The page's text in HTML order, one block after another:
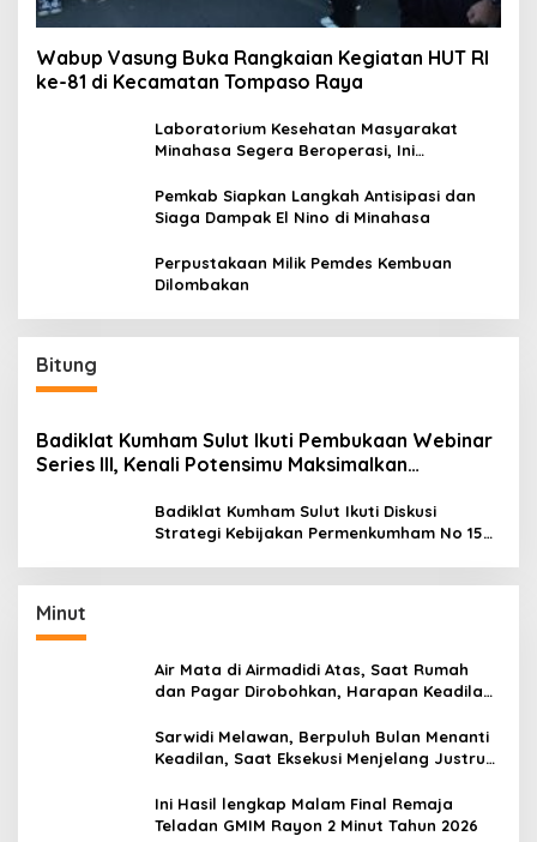
Wabup Vasung Buka Rangkaian Kegiatan HUT RI
ke-81 di Kecamatan Tompaso Raya
Laboratorium Kesehatan Masyarakat
Minahasa Segera Beroperasi, Ini
Pemkab Siapkan Langkah Antisipasi dan
Siaga Dampak El Nino di Minahasa
Perpustakaan Milik Pemdes Kembuan
Dilombakan
Bitung
Badiklat Kumham Sulut Ikuti Pembukaan Webinar
Series III, Kenali Potensimu Maksimalkan
Badiklat Kumham Sulut Ikuti Diskusi
Strategi Kebijakan Permenkumham No 15
Minut
Air Mata di Airmadidi Atas, Saat Rumah
dan Pagar Dirobohkan, Harapan Keadilan
Sarwidi Melawan, Berpuluh Bulan Menanti
Keadilan, Saat Eksekusi Menjelang Justru
Ini Hasil lengkap Malam Final Remaja
Teladan GMIM Rayon 2 Minut Tahun 2026